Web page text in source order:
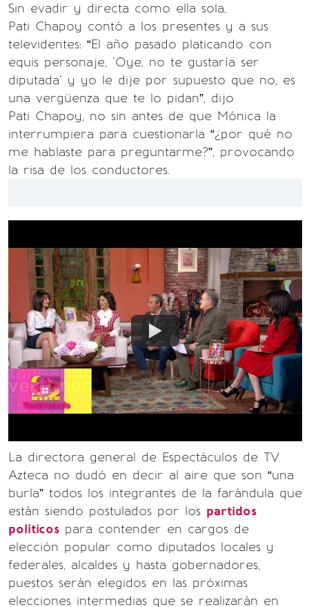
Sin evadir y directa como ella sola,
Pati Chapoy contó a los presentes y a sus
televidentes: “El año pasado platicando con
equis personaje, `Oye, no te gustaría ser
diputada´ y yo le dije por supuesto que no, es
una vergüenza que te lo pidan”, dijo
Pati Chapoy, no sin antes de que Mónica la
interrumpiera para cuestionarla “¿por qué no
me hablaste para preguntarme?”, provocando
la risa de los conductores.
La directora general de Espectáculos de TV
Azteca no dudó en decir al aire que son “una
burla” todos los integrantes de la farándula que
están siendo postulados por los partidos
políticos para contender en cargos de
elección popular como diputados locales y
federales, alcaldes y hasta gobernadores,
puestos serán elegidos en las próximas
elecciones intermedias que se realizarán en